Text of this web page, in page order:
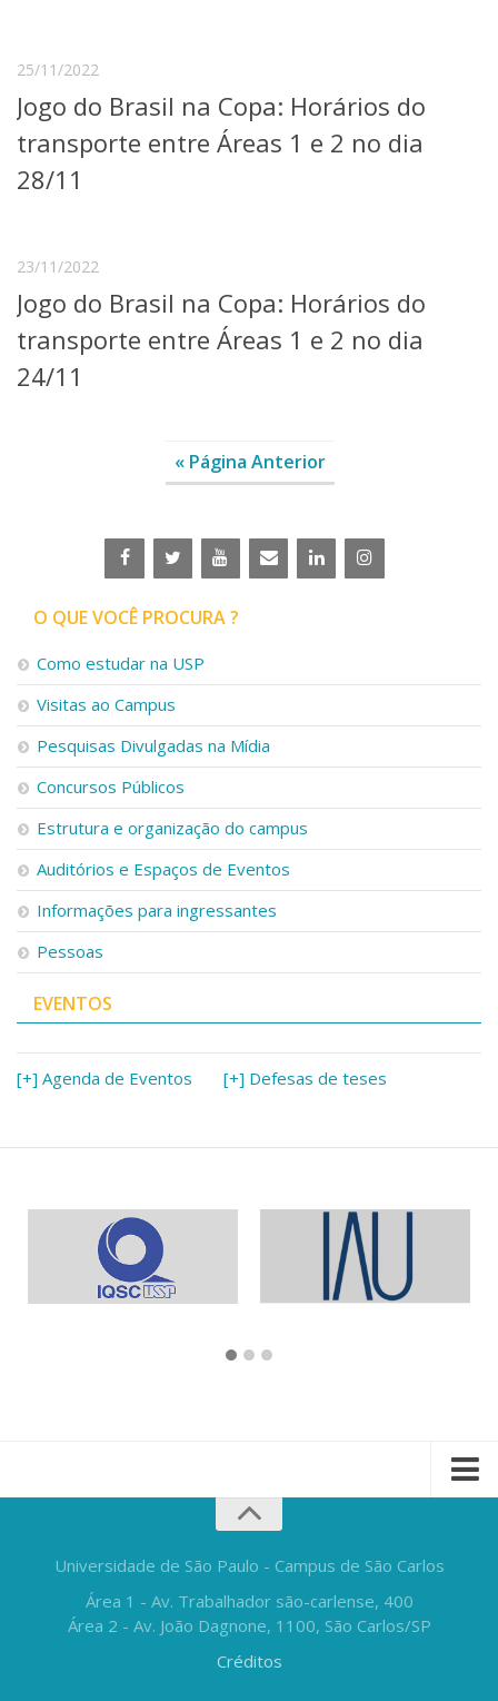
25/11/2022
Jogo do Brasil na Copa: Horários do
transporte entre Áreas 1 e 2 no dia
28/11
23/11/2022
Jogo do Brasil na Copa: Horários do
transporte entre Áreas 1 e 2 no dia
24/11
« Página Anterior
O QUE VOCÊ PROCURA ?
Como estudar na USP
Visitas ao Campus
Pesquisas Divulgadas na Mídia
Concursos Públicos
Estrutura e organização do campus
Auditórios e Espaços de Eventos
Informações para ingressantes
Pessoas
EVENTOS
[+] Agenda de Eventos [+] Defesas de teses
Universidade de São Paulo - Campus de São Carlos
Área 1 - Av. Trabalhador são-carlense, 400
Área 2 - Av. João Dagnone, 1100, São Carlos/SP
Créditos